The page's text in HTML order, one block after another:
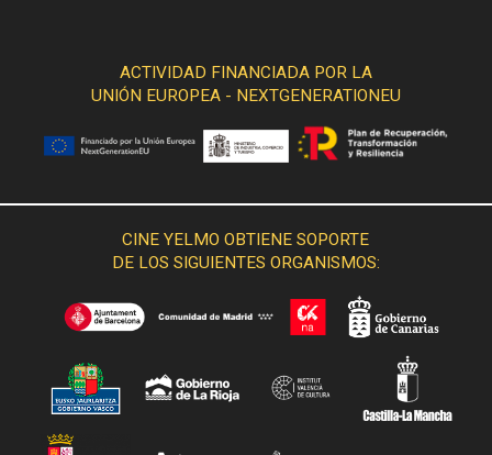
ACTIVIDAD FINANCIADA POR LA
UNIÓN EUROPEA - NEXTGENERATIONEU
CINE YELMO OBTIENE SOPORTE
DE LOS SIGUIENTES ORGANISMOS: